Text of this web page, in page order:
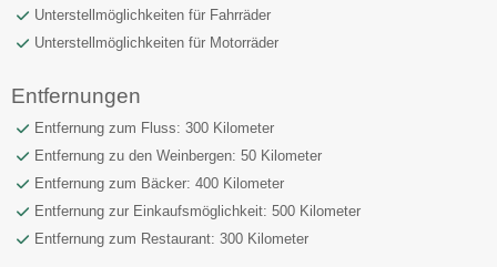
Unterstellmöglichkeiten für Fahrräder
Unterstellmöglichkeiten für Motorräder
Entfernungen
Entfernung zum Fluss: 300 Kilometer
Entfernung zu den Weinbergen: 50 Kilometer
Entfernung zum Bäcker: 400 Kilometer
Entfernung zur Einkaufsmöglichkeit: 500 Kilometer
Entfernung zum Restaurant: 300 Kilometer